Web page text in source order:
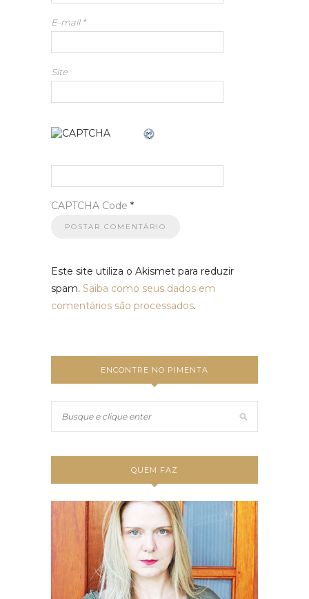
E-mail*
Site
CAPTCHA Code *
Este site utiliza o Akismet para reduzir
spam. Saiba como seus dados em
comentários são processados.
ENCONTRE NO PIMENTA
QUEM FAZ